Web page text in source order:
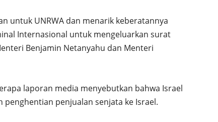
untuk UNRWA dan menarik keberatannya
Internasional untuk mengeluarkan surat
Benjamin Netanyahu dan Menteri
laporan media menyebutkan bahwa Israel
penjualan senjata ke Israel.